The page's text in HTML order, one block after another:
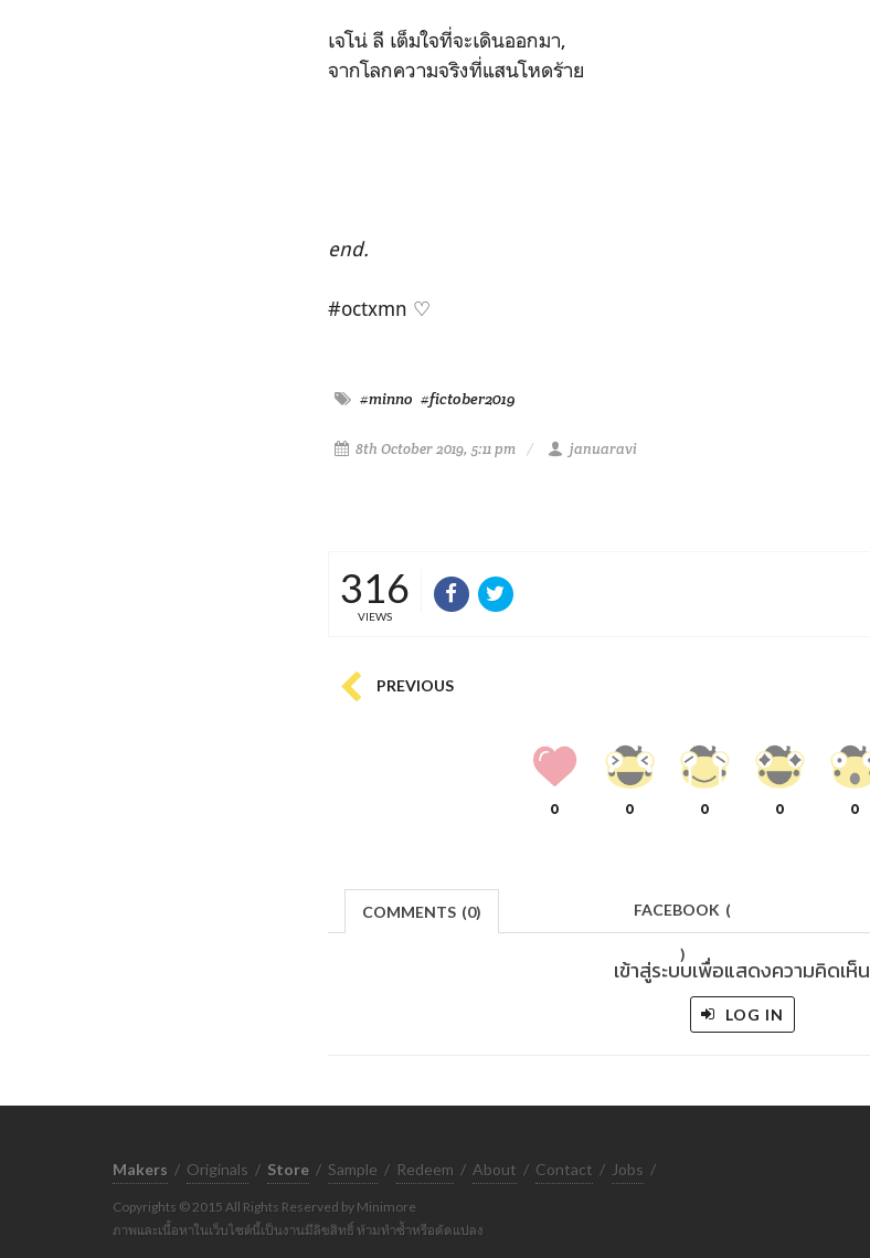
เจโน่ ลี เต็มใจที่จะเดินออกมา,
จากโลกความจริงที่แสนโหดร้าย
end.
#octxmn ♡
#minno #fictober2019
8th October 2019, 5:11 pm januaravi
316
VIEWS
PREVIOUS
0 0 0 0 0
COMMENTS (0) FACEBOOK (
)
เข้าสู่ระบบเพื่อแสดงความคิดเห็น
LOG IN
Makers / Originals / Store / Sample / Redeem / About / Contact / Jobs /
Copyrights © 2015 All Rights Reserved by Minimore
ภาพและเนื้อหาในเว็บไซต์นี้เป็นงานมีลิขสิทธิ์ ห้ามทำซ้ำหรือดัดแปลง